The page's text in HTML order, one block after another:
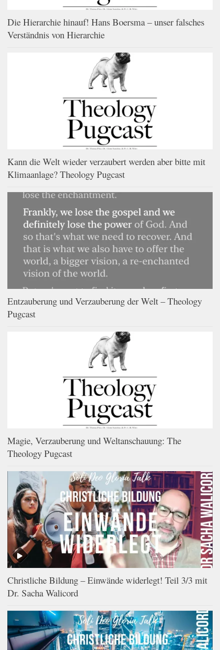
Die Hierarchie hinauf! Hans Boersma – unser falsches
Verständnis von Hierarchie
Kann die Welt wieder verzaubert werden aber bitte mit
Klimaanlage? Theology Pugcast
Entzauberung und Verzauberung der Welt – Theology
Pugcast
Magie, Verzauberung und Weltanschauung: The
Theology Pugcast
Christliche Bildung – Einwände widerlegt! Teil 3/3 mit
Dr. Sacha Walicord